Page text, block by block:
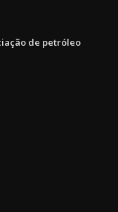
de petróleo